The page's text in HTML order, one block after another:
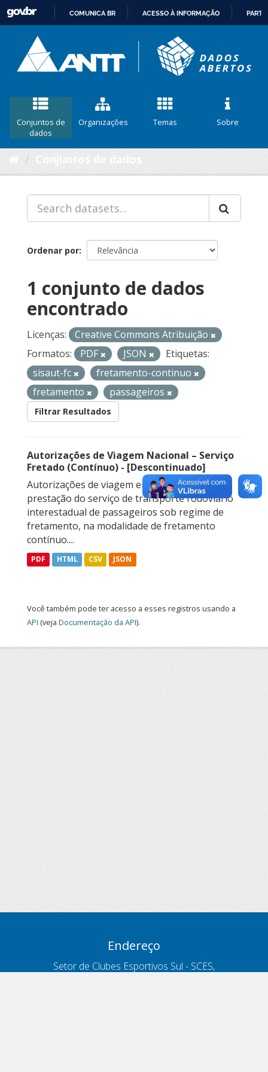
CONTEÚDO
COMUNICA BR ACESSO À INFORMAÇÃO
Conjuntos de
dados
Organizações Temas Sobre
Ordenar por
1 conjunto de dados
encontrado
Licenças:
Creative Commons Atribuição
Formatos:
PDF JSON
Etiquetas:
sisaut-fc
fretamento-continuo
fretamento
passageiros
Filtrar Resultados
Autorizações de Viagem Nacional – Serviço
Fretado (Contínuo) - [Descontinuado]
Autorizações de viagem emitidas para a
prestação do serviço de transporte rodoviário
interestadual de passageiros sob regime de
fretamento, na modalidade de fretamento
contínuo....
PDF HTML CSV JSON
Você também pode ter acesso a esses registros usando a
API (veja Documentação da API).
Endereço
Setor de Clubes Esportivos Sul - SCES,